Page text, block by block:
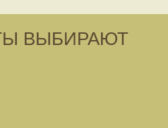
ВЫБИРАЮТ